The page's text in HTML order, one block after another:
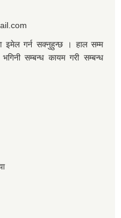
इमेल गर्न सक्नुहुन्छ । हाल सम्म
सम्बन्ध कायम गरी सम्बन्ध